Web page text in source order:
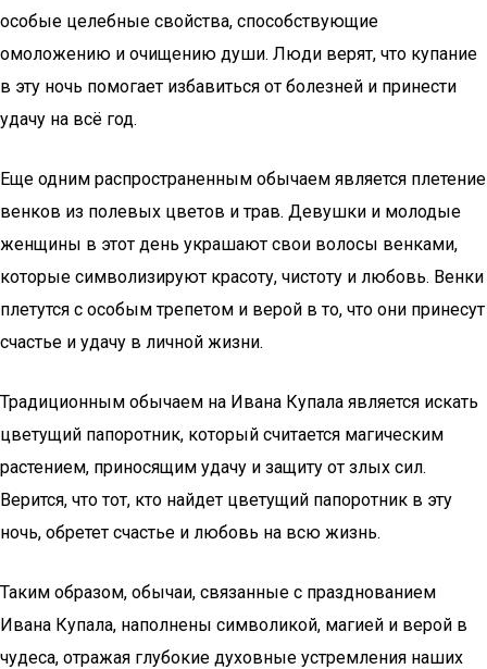
особые целебные свойства, способствующие
омоложению и очищению души. Люди верят, что купание
в эту ночь помогает избавиться от болезней и принести
удачу на всё год.
Еще одним распространенным обычаем является плетение
венков из полевых цветов и трав. Девушки и молодые
женщины в этот день украшают свои волосы венками,
которые символизируют красоту, чистоту и любовь. Венки
плетутся с особым трепетом и верой в то, что они принесут
счастье и удачу в личной жизни.
Традиционным обычаем на Ивана Купала является искать
цветущий папоротник, который считается магическим
растением, приносящим удачу и защиту от злых сил.
Верится, что тот, кто найдет цветущий папоротник в эту
ночь, обретет счастье и любовь на всю жизнь.
Таким образом, обычаи, связанные с празднованием
Ивана Купала, наполнены символикой, магией и верой в
чудеса, отражая глубокие духовные устремления наших